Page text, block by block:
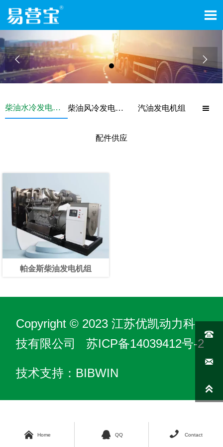

 
柴油水冷发电机组 柴油风冷发电机组 汽油发电机组 
配件供应
帕金斯柴油发电机组
Copyright © 2023 江苏优凯动力科
技有限公司苏ICP备14039412号-2
技术支持：BIBWIN
 Home  QQ  Contact


